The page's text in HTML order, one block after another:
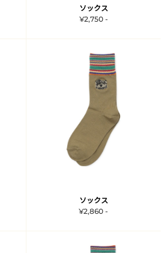
ソックス
¥2,750 -
ソックス
¥2,860 -